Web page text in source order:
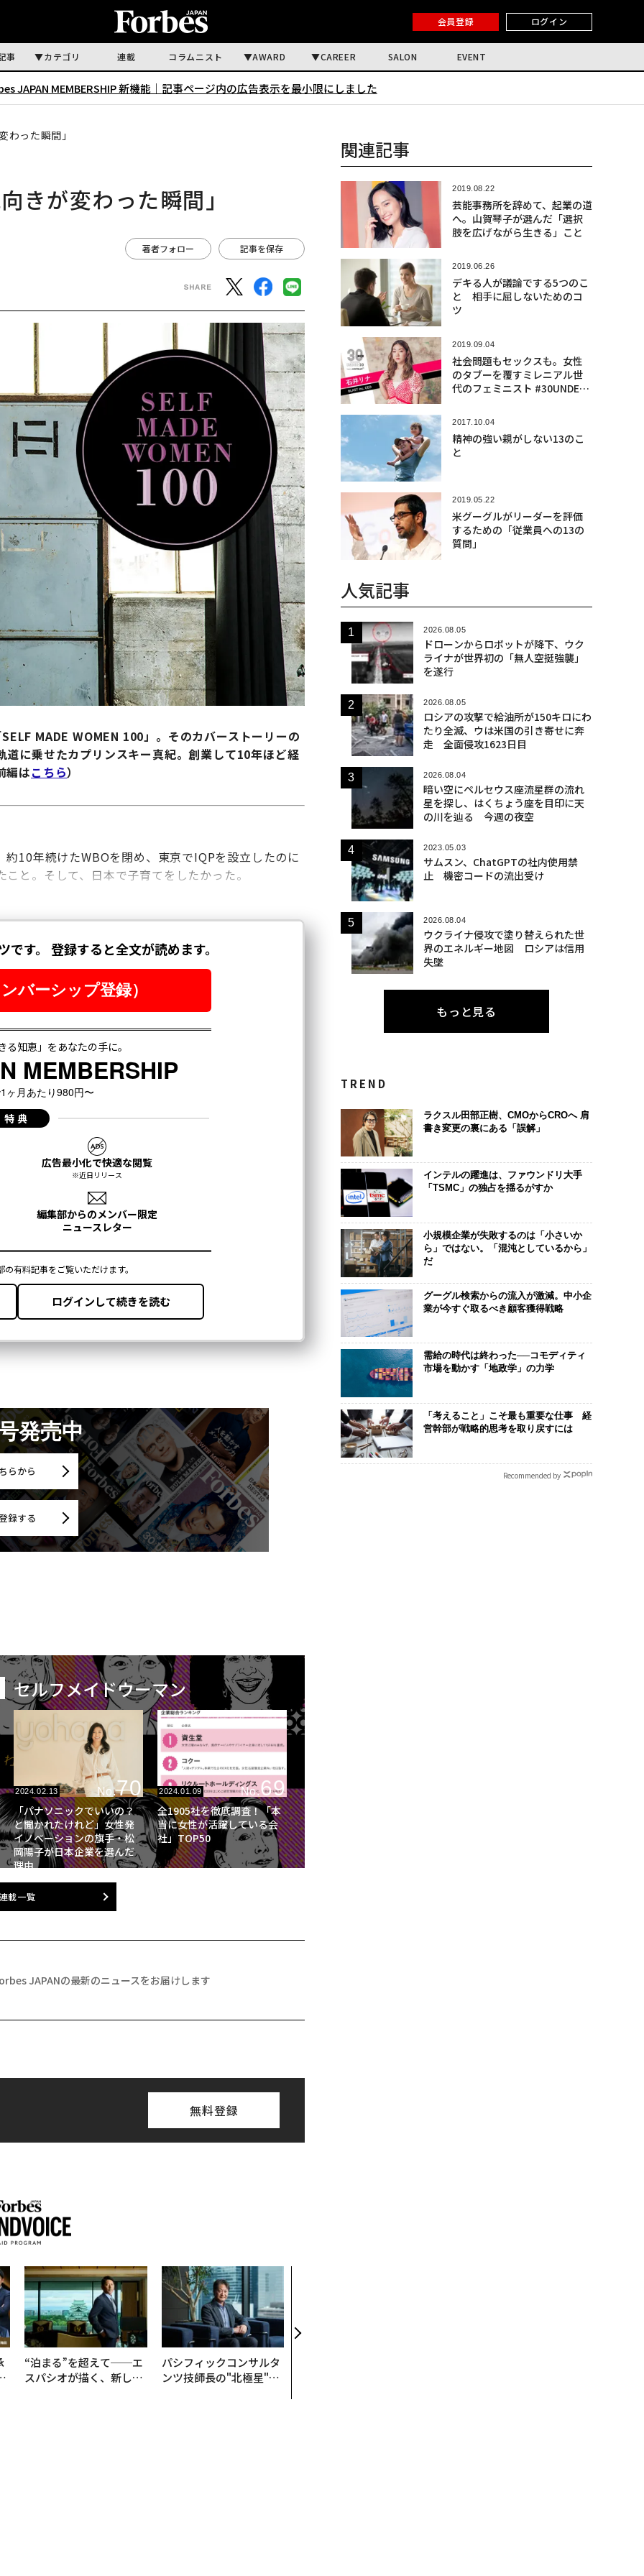
会員登録 ログイン
事 カテゴリ 連載 コラムニスト AWARD CAREER SALON EVENT
JAPAN MEMBERSHIP 新機能｜ 記事ページ内の広告表示を最小限にしました
わった瞬間」
きが変わった瞬間」
著者フォロー 記事を保存
MADE WOMEN 100」。そのカバーストーリーの
に乗せたカプリンスキー真紀。創業して10年ほど経
編はこちら）
10年続けたWBOを閉め、東京でIQPを設立したのに
と。そして、日本で子育てをしたかった。
発売中
らから
録する
セルフメイドウーマン
2024.02.13 No.70
「パナソニックでいいの？
と聞かれたけれど」女性発
イノベーションの旗手・松
岡陽子が日本企業を選んだ
理由
2024.01.09 No.69
全1905社を徹底調査！「本
当に女性が活躍している会
社」TOP50
載一覧
JAPANの最新のニュースをお届けします
無料登録
“泊まる”を超えて──エ
スパシオが描く、新しい
パシフィックコンサルタ
ンツ技師長の"北極星"。
関連記事
2019.08.22
芸能事務所を辞めて、起業の道
へ。山賀琴子が選んだ「選択
肢を広げながら生きる」こと
2019.06.26
デキる人が議論でする5つのこ
と 相手に屈しないためのコ
ツ
2019.09.04
社会問題もセックスも。女性
のタブーを覆すミレニアル世
代のフェミニスト #30UNDER3
2017.10.04
精神の強い親がしない13のこ
と
2019.05.22
米グーグルがリーダーを評価
するための「従業員への13の
質問」
人気記事
2026.08.05
ドローンからロボットが降下、ウク
ライナが世界初の「無人空挺強襲」
を遂行
2026.08.05
ロシアの攻撃で給油所が150キロにわ
たり全滅、ウは米国の引き寄せに奔
走 全面侵攻1623日目
2026.08.04
暗い空にペルセウス座流星群の流れ
星を探し、はくちょう座を目印に天
の川を辿る 今週の夜空
2023.05.03
サムスン、ChatGPTの社内使用禁
止 機密コードの流出受け
2026.08.04
ウクライナ侵攻で塗り替えられた世
界のエネルギー地図 ロシアは信用
失墜
もっと見る
TREND
ラクスル田部正樹、CMOからCROへ 肩
書き変更の裏にある「誤解」
インテルの躍進は、ファウンドリ大手
「TSMC」の独占を揺るがすか
小規模企業が失敗するのは「小さいか
ら」ではない。「混沌としているから」
だ
グーグル検索からの流入が激減。中小企
業が今すぐ取るべき顧客獲得戦略
需給の時代は終わった──コモディティ
市場を動かす「地政学」の力学
「考えること」こそ最も重要な仕事 経
営幹部が戦略的思考を取り戻すには
Recommended by